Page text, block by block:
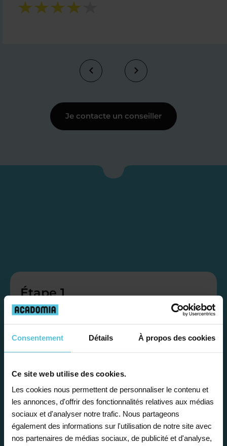
Consentement Détails À propos des cookies
Ce site web utilise des cookies.
Les cookies nous permettent de personnaliser le contenu et
les annonces, d'offrir des fonctionnalités relatives aux médias
sociaux et d'analyser notre trafic. Nous partageons
également des informations sur l'utilisation de notre site avec
nos partenaires de médias sociaux, de publicité et d'analyse,
Je contacte un conseiller
Étape 1
Je vous propose un
bilan personnalisé
Gratuite et sans engagement, une
première étape pour faire le point sur
la situation scolaire de votre enfant, ses
besoins et vous préconiser la solution la
plus adaptée.